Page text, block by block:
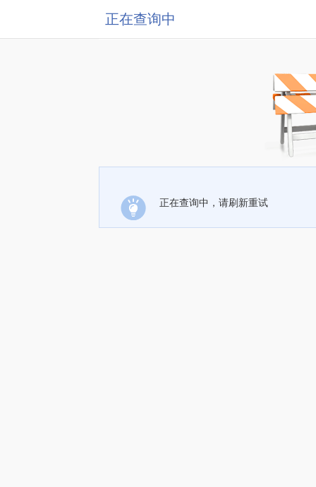
正在查询中
正在查询中，请刷新重试